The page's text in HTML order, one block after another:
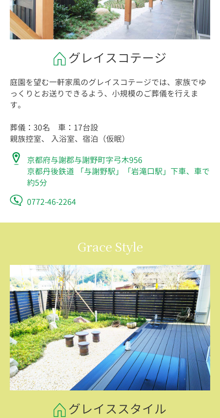
グレイスコテージ
庭園を望む一軒家風のグレイスコテージでは、家族でゆ
っくりとお送りできるよう、小規模のご葬儀を行えま
す。
葬儀：30名 車：17台設
親族控室、 入浴室、宿泊（仮眠）
京都府与謝郡与謝野町字弓木956
京都丹後鉄道 「与謝野駅」「岩滝口駅」下車、車で
約5分
0772-46-2264
Grace Style
グレイススタイル